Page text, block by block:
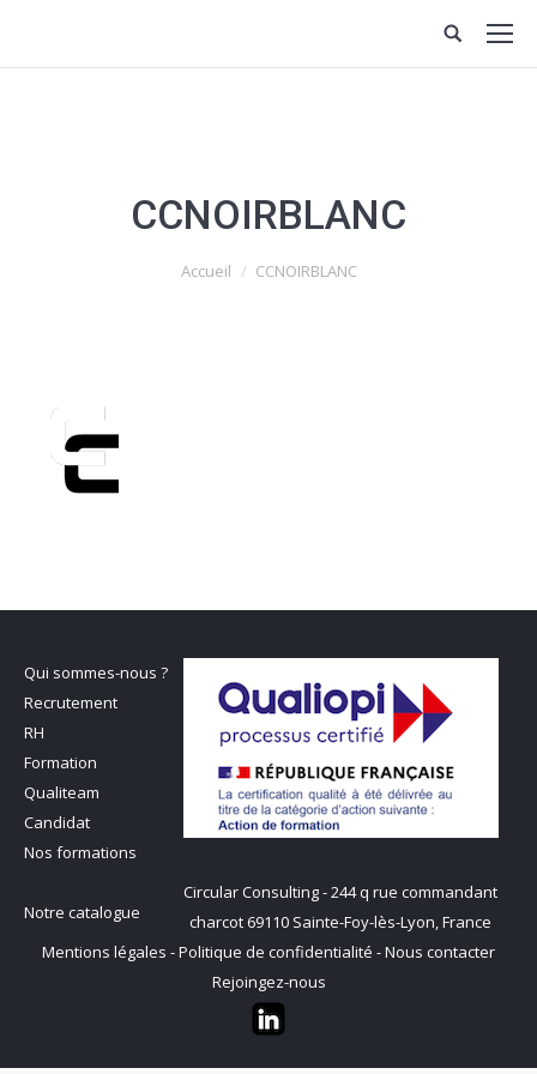
CCNOIRBLANC
Accueil CCNOIRBLANC
Qui sommes-nous ?
Recrutement
RH
Formation
Qualiteam
Candidat
Nos formations
Notre catalogue
Circular Consulting - 244 q rue commandant
charcot 69110 Sainte-Foy-lès-Lyon, France
Mentions légales -Politique de confidentialité -Nous contacter
Rejoingez-nous